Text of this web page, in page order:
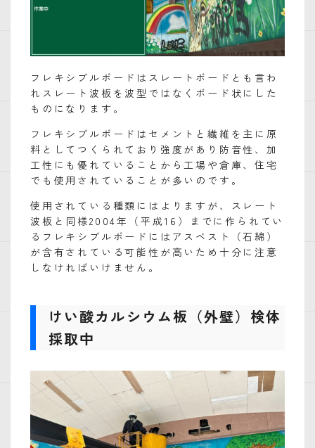
フレキシブルボードはスレートボードとも言わ
れスレート波板を波型ではなくボード状にした
ものになります。
フレキシブルボードはセメントと繊維を主に原
料としてつくられており強度があり防音性、加
工性にも優れていることから工場や倉庫、住宅
でも使用されていることが多いのです。
使用されている種類にはよりますが、スレート
波板と同様2004年（平成16）までに作られてい
るフレキシブルボードにはアスベスト（石綿）
が含有されている可能性が高いため十分に注意
しなければいけません。
けい酸カルシウム板（外壁）検体
採取中